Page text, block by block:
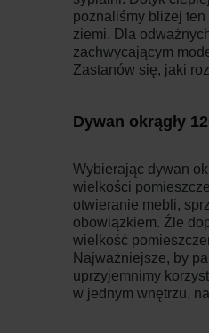
poznaliśmy bliżej
ziemi. Dla
zachwycającym
Zastanów się, jaki
Dywan okrągły
Wybierając dywan
wielkości
otwieranie mebli,
obowiązkiem. Źle
wielkość
Najważniejsze, by
uprzyjemnimy
w jednym wnętrzu,